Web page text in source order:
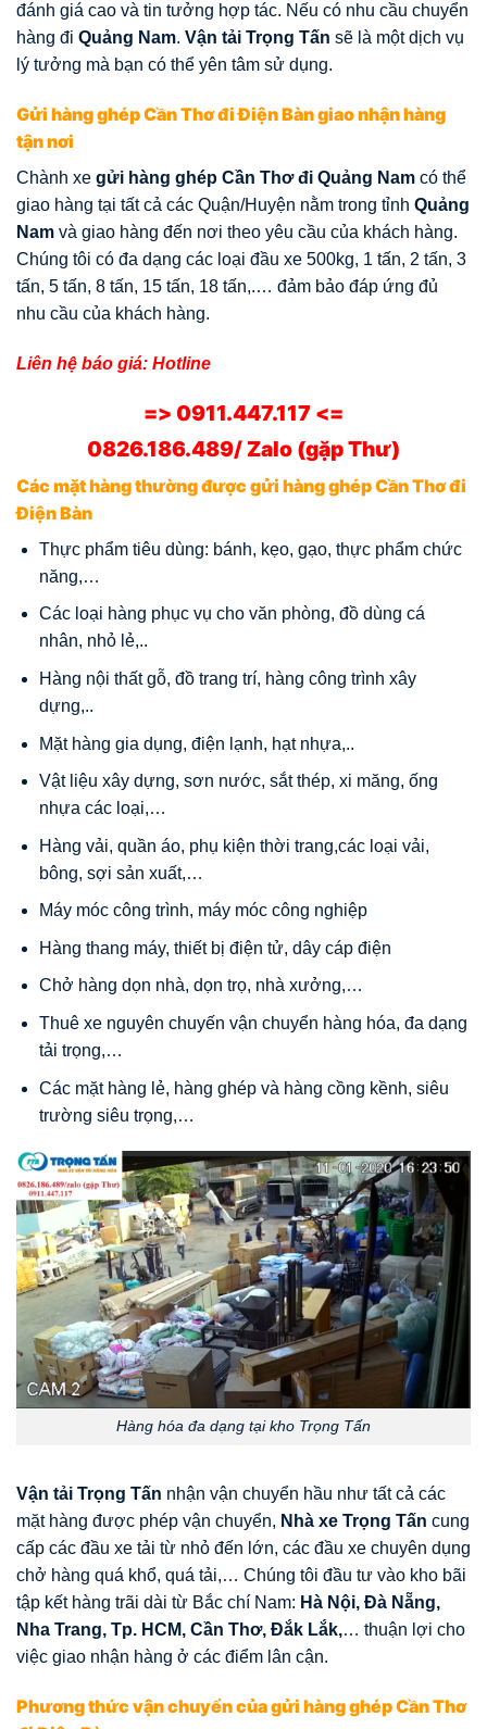
đánh giá cao và tin tưởng hợp tác. Nếu có nhu cầu chuyển
hàng đi Quảng Nam. Vận tải Trọng Tấn sẽ là một dịch vụ
lý tưởng mà bạn có thể yên tâm sử dụng.
Gửi hàng ghép Cần Thơ đi Điện Bàn giao nhận hàng
tận nơi
Chành xe gửi hàng ghép Cần Thơ đi Quảng Nam có thể
giao hàng tại tất cả các Quận/Huyện nằm trong tỉnh Quảng
Nam và giao hàng đến nơi theo yêu cầu của khách hàng.
Chúng tôi có đa dạng các loại đầu xe 500kg, 1 tấn, 2 tấn, 3
tấn, 5 tấn, 8 tấn, 15 tấn, 18 tấn,.… đảm bảo đáp ứng đủ
nhu cầu của khách hàng.
Liên hệ báo giá: Hotline
=> 0911.447.117 <=
0826.186.489/ Zalo (gặp Thư)
Các mặt hàng thường được gửi hàng ghép Cần Thơ đi
Điện Bàn
Thực phẩm tiêu dùng: bánh, kẹo, gạo, thực phẩm chức
năng,…
Các loại hàng phục vụ cho văn phòng, đồ dùng cá
nhân, nhỏ lẻ,..
Hàng nội thất gỗ, đồ trang trí, hàng công trình xây
dựng,..
Mặt hàng gia dụng, điện lạnh, hạt nhựa,..
Vật liệu xây dựng, sơn nước, sắt thép, xi măng, ống
nhựa các loại,…
Hàng vải, quần áo, phụ kiện thời trang,các loại vải,
bông, sợi sản xuất,…
Máy móc công trình, máy móc công nghiệp
Hàng thang máy, thiết bị điện tử, dây cáp điện
Chở hàng dọn nhà, dọn trọ, nhà xưởng,…
Thuê xe nguyên chuyến vận chuyển hàng hóa, đa dạng
tải trọng,…
Các mặt hàng lẻ, hàng ghép và hàng cồng kềnh, siêu
trường siêu trọng,…
Hàng hóa đa dạng tại kho Trọng Tấn
Vận tải Trọng Tấn nhận vận chuyển hầu như tất cả các
mặt hàng được phép vận chuyển, Nhà xe Trọng Tấn cung
cấp các đầu xe tải từ nhỏ đến lớn, các đầu xe chuyên dụng
chở hàng quá khổ, quá tải,… Chúng tôi đầu tư vào kho bãi
tập kết hàng trãi dài từ Bắc chí Nam: Hà Nội, Đà Nẵng,
Nha Trang, Tp. HCM, Cần Thơ, Đắk Lắk,… thuận lợi cho
việc giao nhận hàng ở các điểm lân cận.
Phương thức vận chuyển của gửi hàng ghép Cần Thơ